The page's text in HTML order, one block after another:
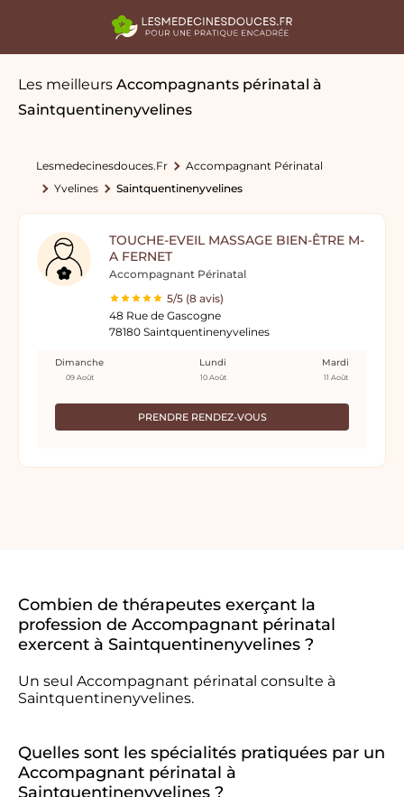
Les meilleurs Accompagnants périnatal à
Saintquentinenyvelines
Lesmedecinesdouces.fr
Accompagnant Périnatal
Yvelines
Saintquentinenyvelines
TOUCHE-EVEIL MASSAGE BIEN-ÊTRE M-
A FERNET
Accompagnant Périnatal
5/5 (8 avis)
48 Rue de Gascogne
78180 Saintquentinenyvelines
PRENDRE RENDEZ-VOUS
Dimanche
09 Août
Lundi
10 Août
Mardi
11 Août
Combien de thérapeutes exerçant la
profession de Accompagnant périnatal
exercent à Saintquentinenyvelines ?
Un seul Accompagnant périnatal consulte à
Saintquentinenyvelines.
Quelles sont les spécialités pratiquées par un
Accompagnant périnatal à
Saintquentinenyvelines ?